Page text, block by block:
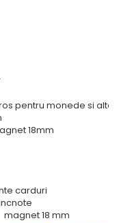
pentru monede si alte
18mm
carduri
magnet 18 mm